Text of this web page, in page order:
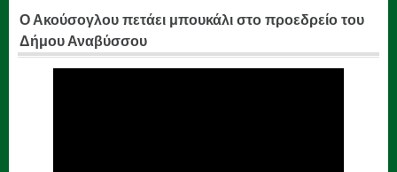
Ο Ακούσογλου πετάει μπουκάλι στο προεδρείο του
Δήμου Αναβύσσου